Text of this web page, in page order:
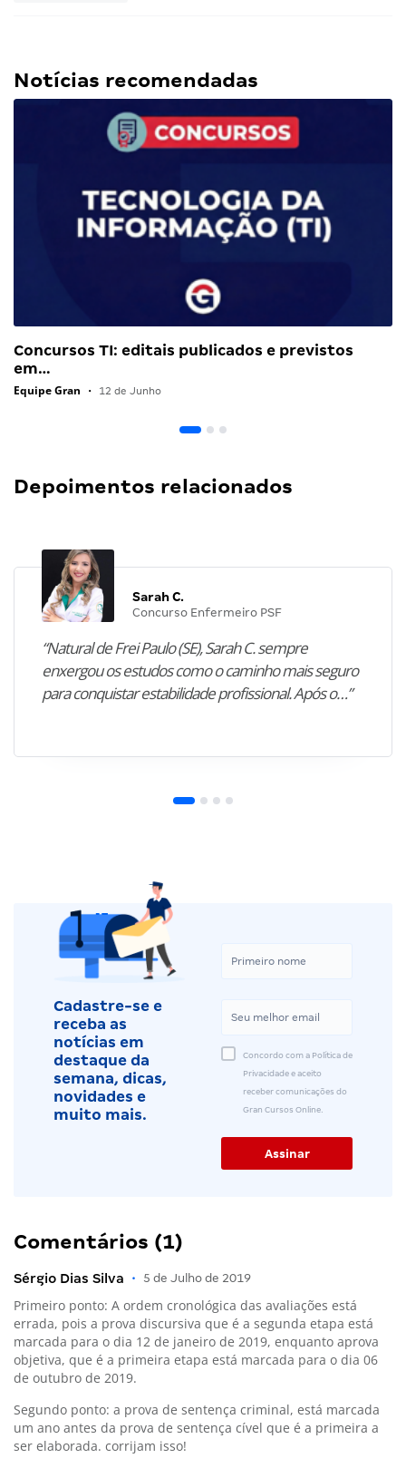
Notícias recomendadas
Concursos TI: editais publicados e previstos
em…
Equipe Gran • 12 de Junho
Depoimentos relacionados
Sarah C.
Concurso Enfermeiro PSF
“Natural de Frei Paulo (SE), Sarah C. sempre
enxergou os estudos como o caminho mais seguro
para conquistar estabilidade profissional. Após o…”
Cadastre-se e
receba as
notícias em
destaque da
semana, dicas,
novidades e
muito mais.
Concordo com a Política de
Privacidade e aceito
receber comunicações do
Gran Cursos Online.
Comentários (1)
Sérgio Dias Silva • 5 de Julho de 2019
Primeiro ponto: A ordem cronológica das avaliações está
errada, pois a prova discursiva que é a segunda etapa está
marcada para o dia 12 de janeiro de 2019, enquanto aprova
objetiva, que é a primeira etapa está marcada para o dia 06
de outubro de 2019.
Segundo ponto: a prova de sentença criminal, está marcada
um ano antes da prova de sentença cível que é a primeira a
ser elaborada. corrijam isso!